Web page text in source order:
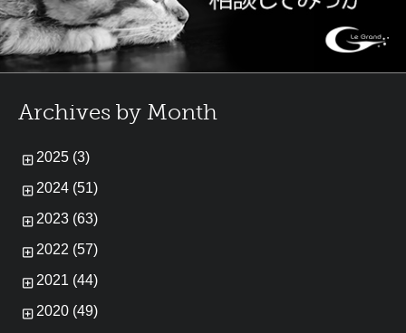
Archives by Month
2025 (3)
2024 (51)
2023 (63)
2022 (57)
2021 (44)
2020 (49)